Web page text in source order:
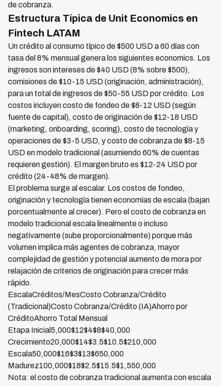
de cobranza.
Estructura Típica de Unit Economics en
Fintech LATAM
Un crédito al consumo típico de $500 USD a 60 días con
tasa del 8% mensual genera los siguientes economics. Los
ingresos son intereses de $40 USD (8% sobre $500),
comisiones de $10-15 USD (originación, administración),
para un total de ingresos de $50-55 USD por crédito. Los
costos incluyen costo de fondeo de $8-12 USD (según
fuente de capital), costo de originación de $12-18 USD
(marketing, onboarding, scoring), costo de tecnología y
operaciones de $3-5 USD, y costo de cobranza de $8-15
USD en modelo tradicional (asumiendo 60% de cuentas
requieren gestión). El margen bruto es $12-24 USD por
crédito (24-48% de margen).
El problema surge al escalar. Los costos de fondeo,
originación y tecnología tienen economías de escala (bajan
porcentualmente al crecer). Pero el costo de cobranza en
modelo tradicional escala linealmente o incluso
negativamente (sube proporcionalmente) porque más
volumen implica más agentes de cobranza, mayor
complejidad de gestión y potencial aumento de mora por
relajación de criterios de originación para crecer más
rápido.
EscalaCréditos/MesCosto Cobranza/Crédito
(Tradicional)Costo Cobranza/Crédito (IA)Ahorro por
CréditoAhorro Total Mensual
Etapa Inicial5,000$12$4$8$40,000
Crecimiento20,000$14$3.5$10.5$210,000
Escala50,000$16$3$13$650,000
Madurez100,000$18$2.5$15.5$1,550,000
Nota: el costo de cobranza tradicional aumenta con escala